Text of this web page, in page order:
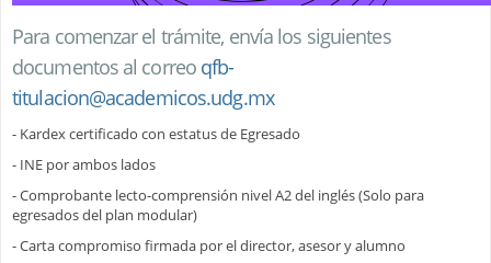
Para comenzar el trámite, envía los siguientes
documentos al correo qfb-
titulacion@academicos.udg.mx
- Kardex certificado con estatus de Egresado
- INE por ambos lados
- Comprobante lecto-comprensión nivel A2 del inglés (Solo para
egresados del plan modular)
- Carta compromiso firmada por el director, asesor y alumno